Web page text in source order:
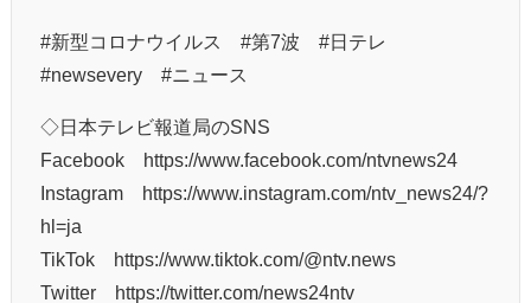
#新型コロナウイルス #第7波 #日テレ
#newsevery #ニュース
◇日本テレビ報道局のSNS
Facebook https://www.facebook.com/ntvnews24
Instagram https://www.instagram.com/ntv_news24/?
hl=ja
TikTok https://www.tiktok.com/@ntv.news
Twitter https://twitter.com/news24ntv